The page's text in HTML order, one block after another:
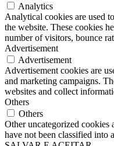
Analytics
Analytical cookies are used
the website. These cookies
number of visitors, bounce
Advertisement
Advertisement
Advertisement cookies are
and marketing campaigns.
websites and collect
Others
Others
Other uncategorized cookies
have not been classified into